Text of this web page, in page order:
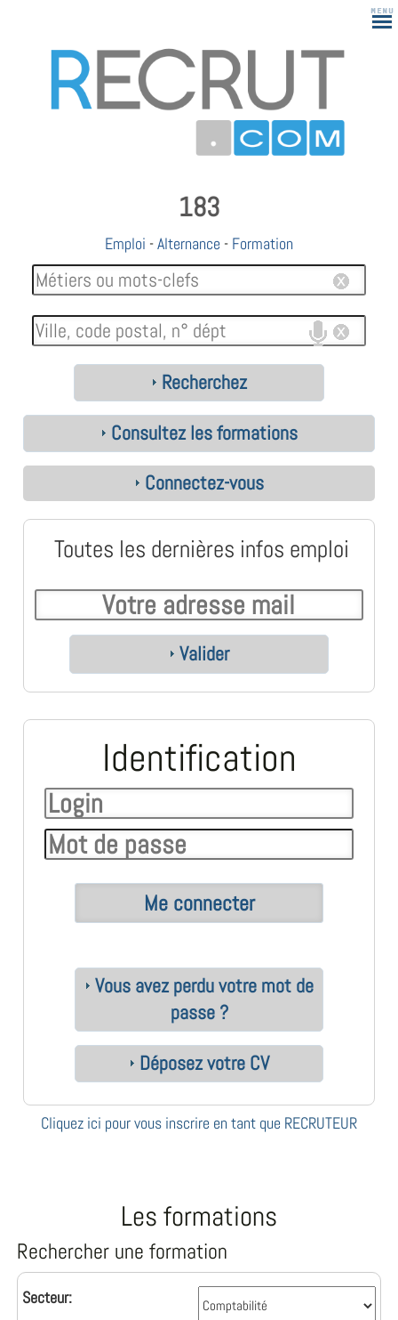
183
Emploi -Alternance - Formation
Recherchez
Consultez les formations
Connectez-vous
Toutes les dernières infos emploi
Valider
Identification
Vous avez perdu votre mot de
passe ?
Déposez votre CV
Cliquez ici pour vous inscrire en tant que RECRUTEUR
Les formations
Rechercher une formation
Secteur: